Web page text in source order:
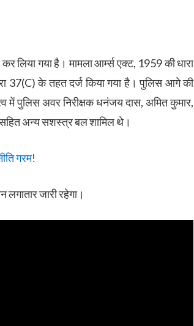
गया है। मामला आर्म्स एक्ट, 1959 की धारा
37(C) के तहत दर्ज किया गया है। पुलिस आगे की
में पुलिस अवर निरीक्षक धनंजय दास, अमित कुमार,
सहित अन्य सशस्त्र बल शामिल थे।
गरम!
जारी रहेगा।